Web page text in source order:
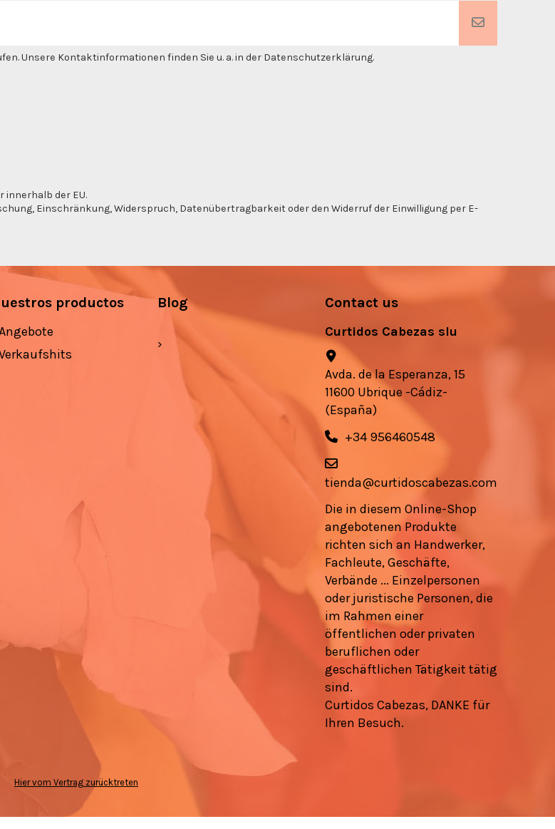
Unsere Kontaktinformationen finden Sie u. a. in der Datenschutzerklärung.
innerhalb der EU.
Einschränkung, Widerspruch, Datenübertragbarkeit oder den Widerruf der Einwilligung per E-
productos Blog Contact us
Curtidos Cabezas slu
Avda. de la Esperanza, 15
11600 Ubrique -Cádiz-
(España)
+34 956460548
tienda@curtidoscabezas.com
Die in diesem Online-Shop
angebotenen Produkte
richten sich an Handwerker,
Fachleute, Geschäfte,
Verbände ... Einzelpersonen
oder juristische Personen, die
im Rahmen einer
öffentlichen oder privaten
beruflichen oder
geschäftlichen Tätigkeit tätig
sind.
Curtidos Cabezas, DANKE für
Ihren Besuch.
Hier vom Vertrag zurücktreten